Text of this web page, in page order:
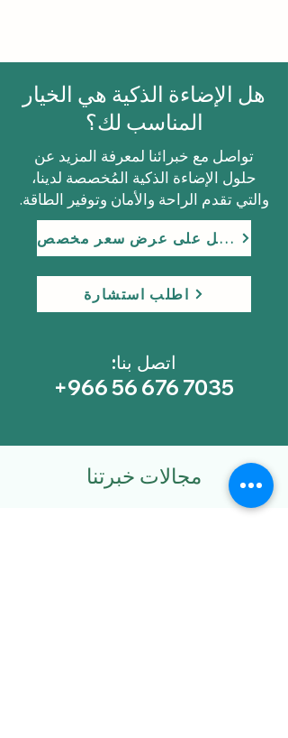
هل الإضاءة الذكية هي الخيار
المناسب لك؟
تواصل مع خبرائنا لمعرفة المزيد عن
حلول الإضاءة الذكية المُخصصة لدينا،
والتي تقدم الراحة والأمان وتوفير الطاقة.
احصل على عرض سعر مخصص
اطلب استشارة
اتصل بنا:
+966 56 676 7035
مجالات خبرتنا